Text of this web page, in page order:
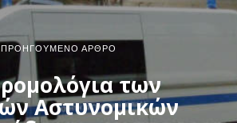
ΠΡΟΗΓΟΎΜΕΝΟ ΆΡΘΡΟ
των
Αστυνομικών